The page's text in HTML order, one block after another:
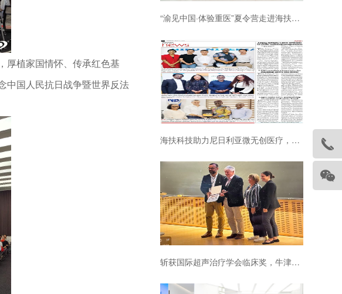
厚植家国情怀、传承红色基
中国人民抗日战争暨世界反法
“渝见中国·体验重医”夏令营走进海扶科技
海扶科技助力尼日利亚微无创医疗，中国原创技术守护当地女性健康
斩获国际超声治疗学会临床奖，牛津大学三度引进海扶刀设备